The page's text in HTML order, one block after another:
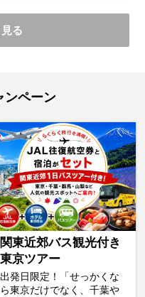
る
ンペーン
関東近郊バス観光付き
東京ツアー
出発日限定！「せっかくな
ら東京だけでなく、千葉や